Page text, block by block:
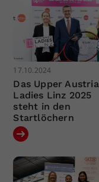
17.10.2024
Das Upper Austria
Ladies Linz 2025
steht in den
Startlöchern